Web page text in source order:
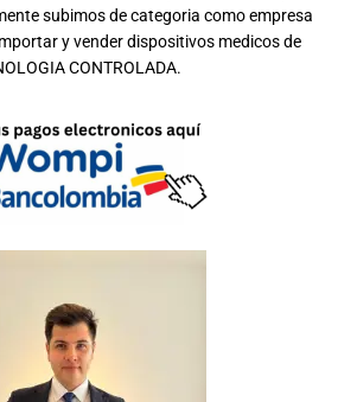
subimos de categoria como empresa
y vender dispositivos medicos de
CONTROLADA.